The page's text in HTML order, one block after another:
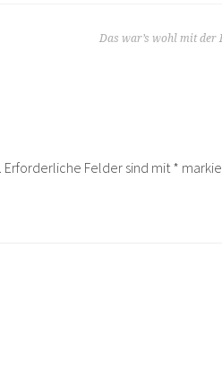
Das war’s wohl mit der
Erforderliche Felder sind mit *